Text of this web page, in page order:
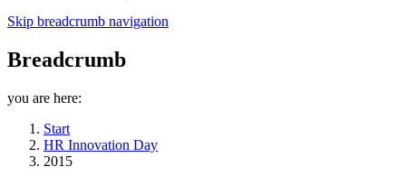
Skip breadcrumb navigation
Breadcrumb
you are here:
Start
HR Innovation Day
2015